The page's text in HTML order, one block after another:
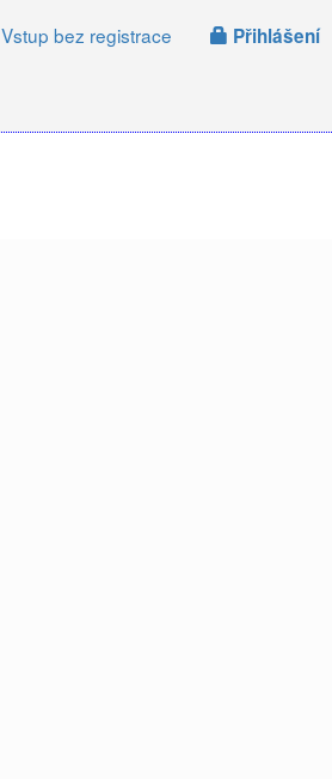
Vstup bez registrace Přihlášení